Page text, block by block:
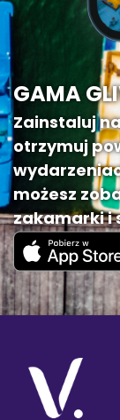
GAMA
Zainstaluj
otrzymuj
możesz
zakamarki i